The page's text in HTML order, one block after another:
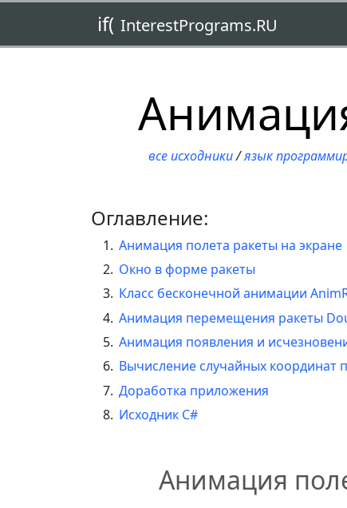
if( InterestPrograms.RU
все исходники/язык
Оглавление:
Анимация полета ракеты на экране
Окно в форме ракеты
Класс бесконечной анимации
Анимация перемещения ракеты
Анимация появления и
Вычисление случайных координат
Доработка приложения
Исходник C#
Анимация